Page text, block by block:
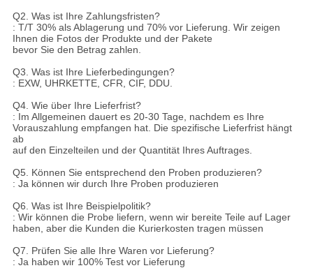
Q2. Was ist Ihre Zahlungsfristen?
: T/T 30% als Ablagerung und 70% vor Lieferung. Wir zeigen
Ihnen die Fotos der Produkte und der Pakete
bevor Sie den Betrag zahlen.
Q3. Was ist Ihre Lieferbedingungen?
: EXW, UHRKETTE, CFR, CIF, DDU.
Q4. Wie über Ihre Lieferfrist?
: Im Allgemeinen dauert es 20-30 Tage, nachdem es Ihre
Vorauszahlung empfangen hat. Die spezifische Lieferfrist hängt
ab
auf den Einzelteilen und der Quantität Ihres Auftrages.
Q5. Können Sie entsprechend den Proben produzieren?
: Ja können wir durch Ihre Proben produzieren
Q6. Was ist Ihre Beispielpolitik?
: Wir können die Probe liefern, wenn wir bereite Teile auf Lager
haben, aber die Kunden die Kurierkosten tragen müssen
Q7. Prüfen Sie alle Ihre Waren vor Lieferung?
: Ja haben wir 100% Test vor Lieferung